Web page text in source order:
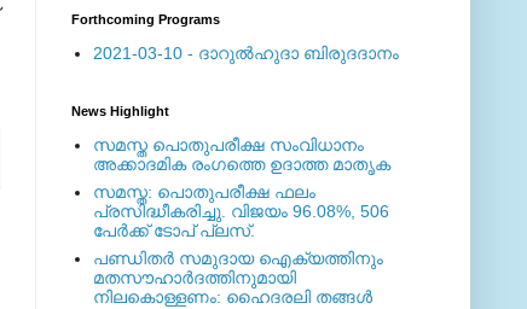
Forthcoming Programs
2021-03-10 - ദാറുല്‍ഹുദാ ബിരുദദാനം
News Highlight
സമസ്ത പൊതുപരീക്ഷ സംവിധാനം
അക്കാദമിക രംഗത്തെ ഉദാത്ത മാതൃക
സമസ്ത: പൊതുപരീക്ഷ ഫലം
പ്രസിദ്ധീകരിച്ചു. വിജയം 96.08%, 506
പേര്‍ക്ക് ടോപ് പ്ലസ്.
പണ്ഡിതര്‍ സമുദായ ഐക്യത്തിനും
മതസൗഹാര്‍ദത്തിനുമായി
നിലകൊള്ളണം: ഹൈദരലി തങ്ങള്‍